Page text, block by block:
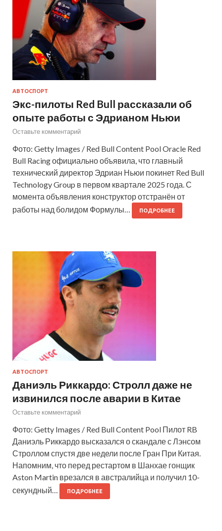
АВТОСПОРТ
Экс-пилоты Red Bull рассказали об
опыте работы с Эдрианом Ньюи
Оставьте комментарий
Фото: Getty Images / Red Bull Content Pool Oracle Red
Bull Racing официально объявила, что главный
технический директор Эдриан Ньюи покинет Red Bull
Technology Group в первом квартале 2025 года. С
момента объявления конструктор отстранён от
работы над болидом Формулы…
ПОДРОБНЕЕ
АВТОСПОРТ
Даниэль Риккардо: Стролл даже не
извинился после аварии в Китае
Оставьте комментарий
Фото: Getty Images / Red Bull Content Pool Пилот RB
Даниэль Риккардо высказался о скандале с Лэнсом
Строллом спустя две недели после Гран При Китая.
Напомним, что перед рестартом в Шанхае гонщик
Aston Martin врезался в австралийца и получил 10-
секундный…
ПОДРОБНЕЕ